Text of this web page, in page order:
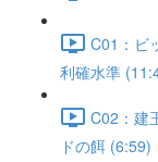
C01：ビ
利確水準
C02：建
ドの餌 (6:59)